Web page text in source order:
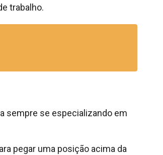
trabalho.
sempre se especializando em
pegar uma posição acima da